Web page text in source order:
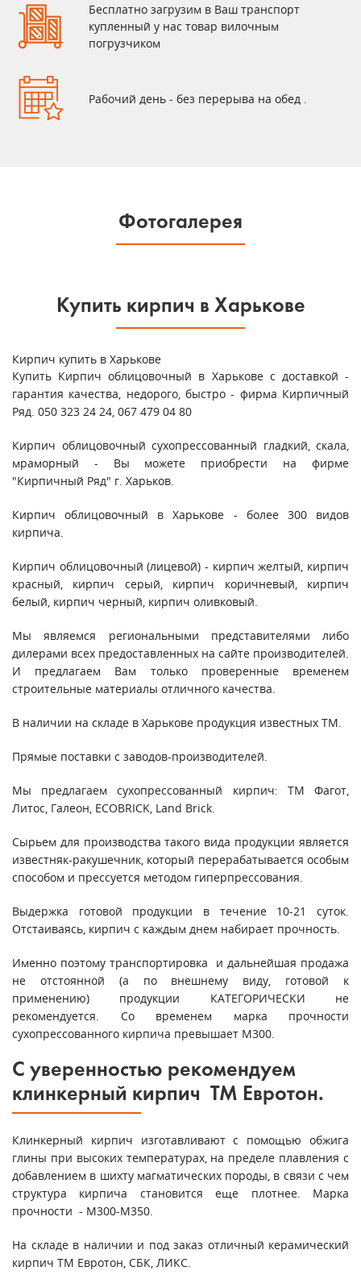
Бесплатно загрузим в Ваш транспорт
купленный у нас товар вилочным
погрузчиком
Рабочий день - без перерыва на обед .
Фотогалерея
Купить кирпич в Харькове
Кирпич купить в Харькове
Купить Кирпич облицовочный в Харьковес доставкой -
гарантия качества, недорого, быстро - фирма Кирпичный
Ряд. 050 323 24 24, 067 479 04 80
Кирпич облицовочный сухопрессованный гладкий, скала,
мраморный - Вы можете приобрести на фирме
"Кирпичный Ряд" г. Харьков.
Кирпич облицовочный в Харькове - более 300 видов
кирпича.
Кирпич облицовочный (лицевой) - кирпич желтый, кирпич
красный, кирпич серый, кирпич коричневый, кирпич
белый, кирпич черный, кирпич оливковый.
Мы являемся региональными представителями либо
дилерами всех предоставленных на сайте производителей.
И предлагаем Вам только проверенные временем
строительные материалы отличного качества.
В наличии на складе в Харькове продукция известных ТМ.
Прямые поставки с заводов-производителей.
Мы предлагаем сухопрессованный кирпич: ТМ Фагот,
Литос, Галеон, ECOBRICK, Land Brick.
Сырьем для производства такого вида продукции является
известняк-ракушечник, который перерабатывается особым
способом и прессуется методом гиперпрессования.
Выдержка готовой продукции в течение 10-21 суток.
Отстаиваясь, кирпич с каждым днем набирает прочность.
Именно поэтому транспортировка и дальнейшая продажа
не отстоянной (а по внешнему виду, готовой к
применению) продукции КАТЕГОРИЧЕСКИ не
рекомендуется. Со временем марка прочности
сухопрессованного кирпича превышает М300.
С уверенностью рекомендуем
клинкерный кирпич ТМ Евротон.
Клинкерный кирпич изготавливают с помощью обжига
глины при высоких температурах, на пределе плавления с
добавлением в шихту магматических породы, в связи с чем
структура кирпича становится еще плотнее. Марка
прочности - М300-М350.
На складе в наличии и под заказ отличный керамический
кирпич ТМ Евротон, СБК, ЛИКС.